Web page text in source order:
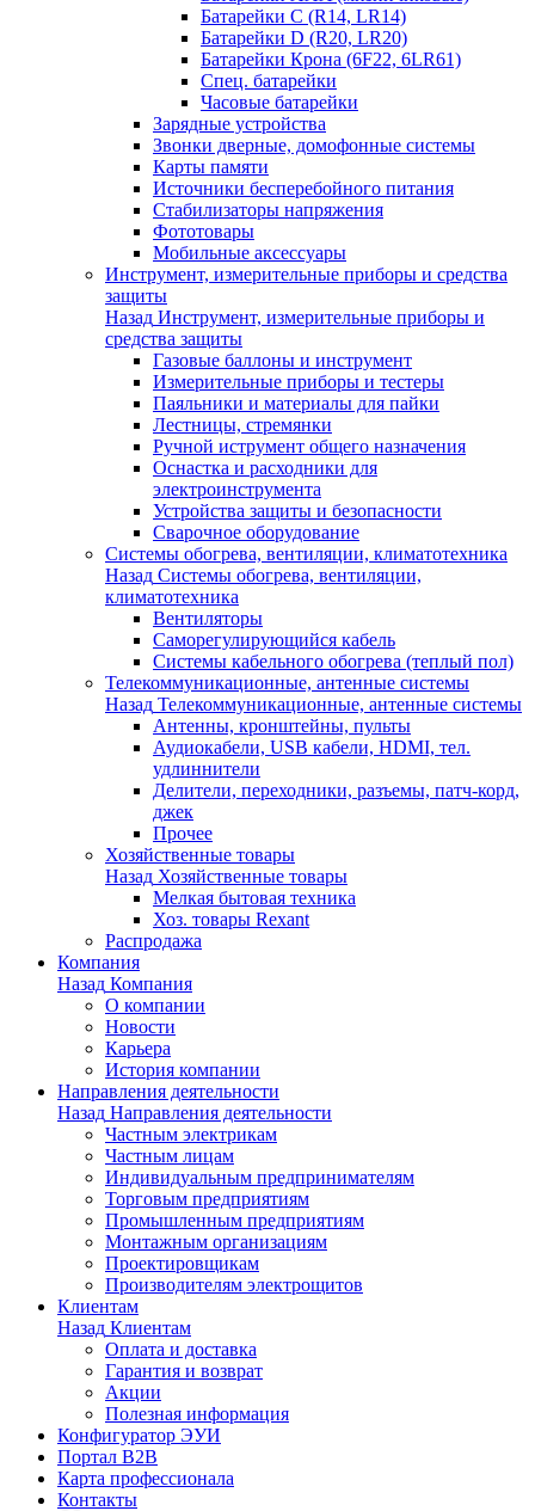
Батарейки C (R14, LR14)
Батарейки D (R20, LR20)
Батарейки Крона (6F22, 6LR61)
Спец. батарейки
Часовые батарейки
Зарядные устройства
Звонки дверные, домофонные системы
Карты памяти
Источники бесперебойного питания
Стабилизаторы напряжения
Фототовары
Мобильные аксессуары
Инструмент, измерительные приборы и средства
защиты
Назад Инструмент, измерительные приборы и
средства защиты
Газовые баллоны и инструмент
Измерительные приборы и тестеры
Паяльники и материалы для пайки
Лестницы, стремянки
Ручной иструмент общего назначения
Оснастка и расходники для
электроинструмента
Устройства защиты и безопасности
Сварочное оборудование
Системы обогрева, вентиляции, климатотехника
Назад Системы обогрева, вентиляции,
климатотехника
Вентиляторы
Саморегулирующийся кабель
Системы кабельного обогрева (теплый пол)
Телекоммуникационные, антенные системы
Назад Телекоммуникационные, антенные системы
Антенны, кронштейны, пульты
Аудиокабели, USB кабели, HDMI, тел.
удлиннители
Делители, переходники, разъемы, патч-корд,
джек
Прочее
Хозяйственные товары
Назад Хозяйственные товары
Мелкая бытовая техника
Хоз. товары Rexant
Распродажа
Компания
Назад Компания
О компании
Новости
Карьера
История компании
Направления деятельности
Назад Направления деятельности
Частным электрикам
Частным лицам
Индивидуальным предпринимателям
Торговым предприятиям
Промышленным предприятиям
Монтажным организациям
Проектировщикам
Производителям электрощитов
Клиентам
Назад Клиентам
Оплата и доставка
Гарантия и возврат
Акции
Полезная информация
Конфигуратор ЭУИ
Портал B2B
Карта профессионала
Контакты